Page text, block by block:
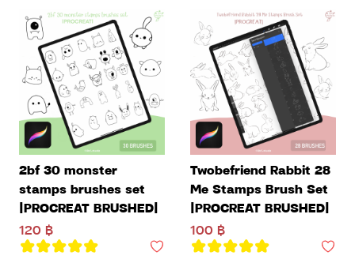
2bf 30 monster
stamps brushes set
|PROCREAT BRUSHED|
120 ฿
Twobefriend Rabbit 28
Me Stamps Brush Set
|PROCREAT BRUSHED|
100 ฿